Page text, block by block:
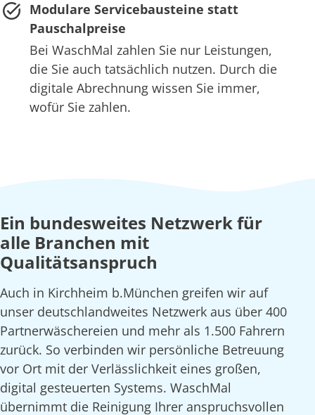
Modulare Servicebausteine statt
Pauschalpreise
Bei WaschMal zahlen Sie nur Leistungen,
die Sie auch tatsächlich nutzen. Durch die
digitale Abrechnung wissen Sie immer,
wofür Sie zahlen.
Ein bundesweites Netzwerk für
alle Branchen mit
Qualitätsanspruch
Auch in Kirchheim b.München greifen wir auf
unser deutschlandweites Netzwerk aus über 400
Partnerwäschereien und mehr als 1.500 Fahrern
zurück. So verbinden wir persönliche Betreuung
vor Ort mit der Verlässlichkeit eines großen,
digital gesteuerten Systems. WaschMal
übernimmt die Reinigung Ihrer anspruchsvollen